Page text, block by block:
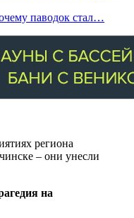
паводок стал…
региона
– они унесли
на